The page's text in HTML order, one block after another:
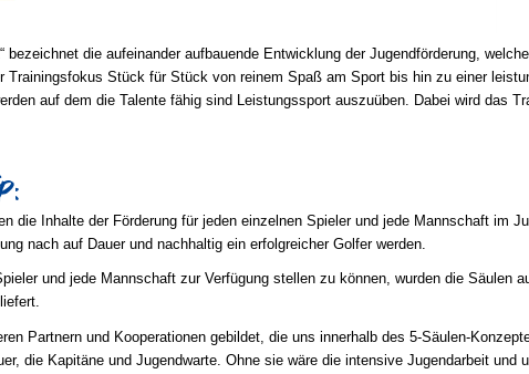
bezeichnet die aufeinander aufbauende Entwicklung der Jugendförderung,
Trainingsfokus Stück für Stück von reinem Spaß am Sport bis hin zu einer
auf dem die Talente fähig sind Leistungssport auszuüben. Dabei wird das
die Inhalte der Förderung für jeden einzelnen Spieler und jede Mannschaft im
nach auf Dauer und nachhaltig ein erfolgreicher Golfer werden.
und jede Mannschaft zur Verfügung stellen zu können, wurden die
Partnern und Kooperationen gebildet, die uns innerhalb des 5-Säulen-
die Kapitäne und Jugendwarte. Ohne sie wäre die intensive Jugendarbeit